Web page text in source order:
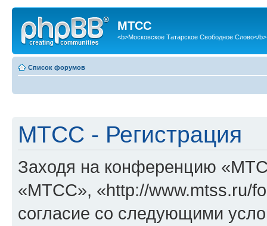
МТСС
<b>Московское Татарское Свободное Слово</b>
Список форумов
МТСС - Регистрация
Заходя на конференцию
«МТСС», «http://www.mtss.ru/
согласие со следующими